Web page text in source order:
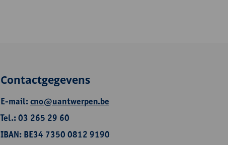
Contactgegevens
E-mail:cno@uantwerpen.be
Tel.: 03 265 29 60
IBAN: BE34 7350 0812 9190